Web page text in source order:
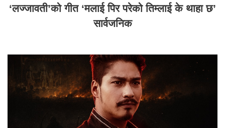
‘लज्जावती’को गीत ‘मलाई पिर परेको तिम्लाई के थाहा छ’
सार्वजनिक